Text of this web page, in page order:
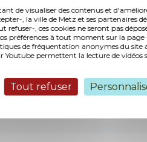
de visualiser des contenus et
, la ville de Metz et ses partenaires
, ces cookies ne seront pas
préférences à tout moment sur la page -
de fréquentation anonymes du
Youtube permettent la lecture de
Tout refuser
de l’étude de
Germe & &Jam et Alain